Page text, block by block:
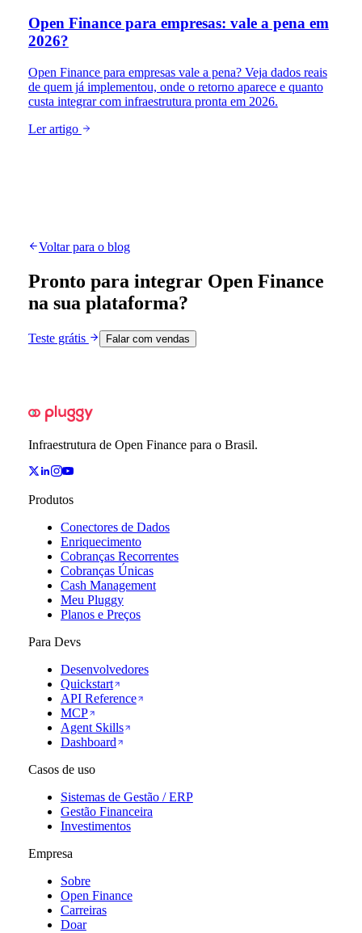
Open Finance para empresas: vale a pena em
2026?
Open Finance para empresas vale a pena? Veja dados reais
de quem já implementou, onde o retorno aparece e quanto
custa integrar com infraestrutura pronta em 2026.
Ler artigo
Voltar para o blog
Pronto para integrar Open Finance
na sua plataforma?
Teste grátis Falar com vendas
Infraestrutura de Open Finance para o Brasil.
Produtos
Conectores de Dados
Enriquecimento
Cobranças Recorrentes
Cobranças Únicas
Cash Management
Meu Pluggy
Planos e Preços
Para Devs
Desenvolvedores
Quickstart
API Reference
MCP
Agent Skills
Dashboard
Casos de uso
Sistemas de Gestão / ERP
Gestão Financeira
Investimentos
Empresa
Sobre
Open Finance
Carreiras
Doar